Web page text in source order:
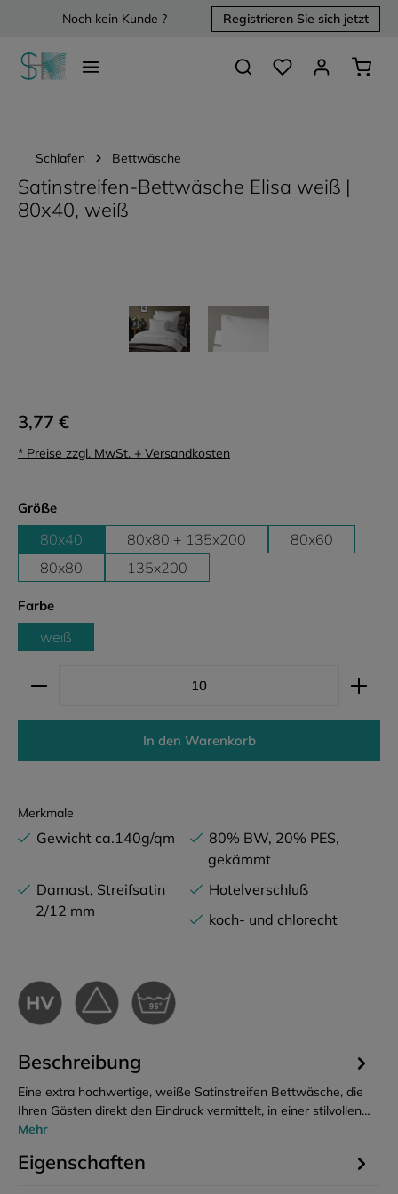
springenNoch kein Kunde ? Registrieren Sie sich jetzt
Du hast 0 Produkte
Schlafen Bettwäsche
Satinstreifen-Bettwäsche Elisa weiß |
80x40, weiß
3,77 €
* Preise zzgl. MwSt. + Versandkosten
Größeauswählen
80x40 80x80 + 135x200
80x60
80x80
135x200
Farbeauswählen
weiß
Produkt Anzahl: Gib den gewünschten Wert ein
In den Warenkorb
Merkmale
Gewicht ca.140g/qm
80% BW, 20% PES,
gekämmt
Damast, Streifsatin
2/12 mm
Hotelverschluß
koch- und chlorecht
Beschreibung
Eine extra hochwertige, weiße Satinstreifen Bettwäsche, die
Ihren Gästen direkt den Eindruck vermittelt, in einer stilvollen…
Mehr
Eigenschaften